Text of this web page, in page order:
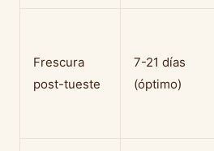
Frescura
post-tueste
7-21 días
(óptimo)